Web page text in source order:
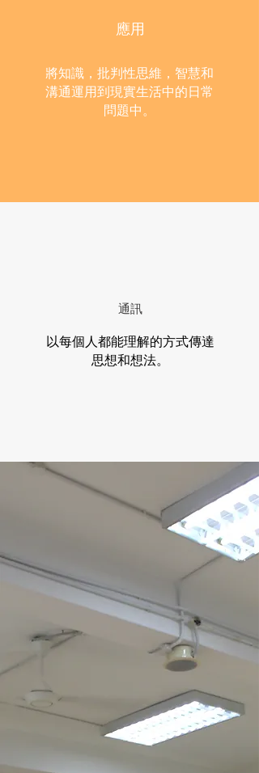
應用
將知識，批判性思維，智慧和
溝通運用到現實生活中的日常
問題中。
通訊
以每個人都能理解的方式傳達
思想和想法。